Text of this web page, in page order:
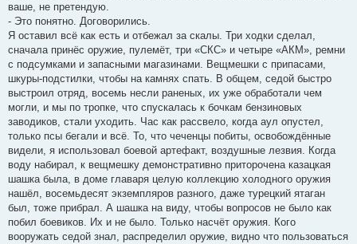
ваше, не претендую.
- Это понятно. Договорились.
Я оставил всё как есть и отбежал за скалы. Три ходки сделал,
сначала принёс оружие, пулемёт, три «СКС» и четыре «АКМ», ремни
с подсумками и запасными магазинами. Вещмешки с припасами,
шкуры-подстилки, чтобы на камнях спать. В общем, седой быстро
выстроил отряд, восемь несли раненых, их уже обработали чем
могли, и мы по тропке, что спускалась к бочкам бензиновых
заводиков, стали уходить. Час как рассвело, когда аул опустел,
только псы бегали и всё. То, что чеченцы побиты, освобождённые
видели, я использовал боевой артефакт, воздушные лезвия. Когда
воду набирал, к вещмешку демонстративно приторочена казацкая
шашка была, в доме главаря целую коллекцию холодного оружия
нашёл, восемьдесят экземпляров разного, даже турецкий ятаган
был, тоже прибрал. А шашка на виду, чтобы вопросов не было как
побил боевиков. Их и не было. Только насчёт оружия. Кого
вооружать седой знал, распределил оружие, видно что пользоваться